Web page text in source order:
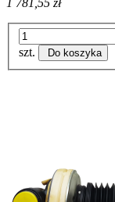
szt. Do koszyka